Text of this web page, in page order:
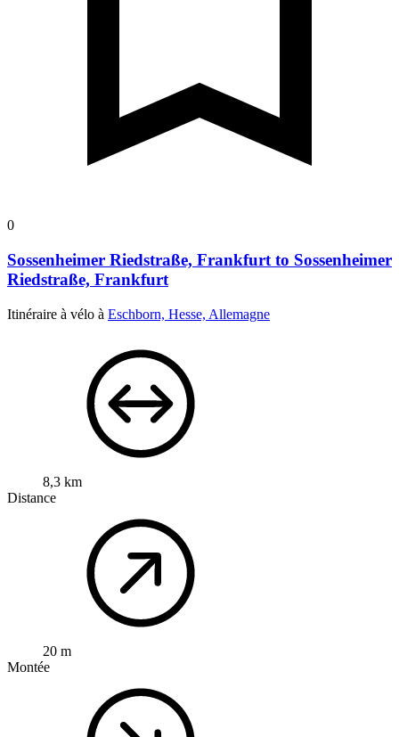
0
Sossenheimer Riedstraße, Frankfurt to Sossenheimer
Riedstraße, Frankfurt
Itinéraire à vélo à Eschborn, Hesse, Allemagne
8,3 km
Distance
20 m
Montée